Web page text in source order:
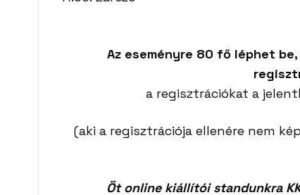
Az eseményre 80 fő léphet
a regisztrációkat a
(aki a regisztrációja ellenére nem
Öt online kiállítói standunkra